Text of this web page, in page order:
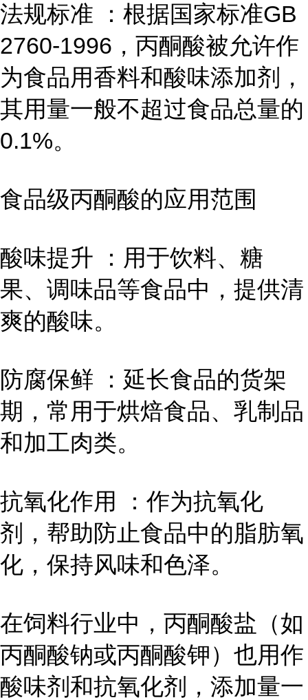
法规标准 ：根据国家标准GB
2760-1996，丙酮酸被允许作
为食品用香料和酸味添加剂，
其用量一般不超过食品总量的
0.1%。
食品级丙酮酸的应用范围
酸味提升 ：用于饮料、糖
果、调味品等食品中，提供清
爽的酸味。
防腐保鲜 ：延长食品的货架
期，常用于烘焙食品、乳制品
和加工肉类。
抗氧化作用 ：作为抗氧化
剂，帮助防止食品中的脂肪氧
化，保持风味和色泽。
在饲料行业中，丙酮酸盐（如
丙酮酸钠或丙酮酸钾）也用作
酸味剂和抗氧化剂，添加量一